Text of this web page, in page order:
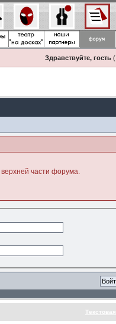
Здравствуйте, гость(
части форума.